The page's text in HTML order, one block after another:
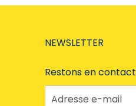
NEWSLETTER
Restons en contact
Adresse e-mail